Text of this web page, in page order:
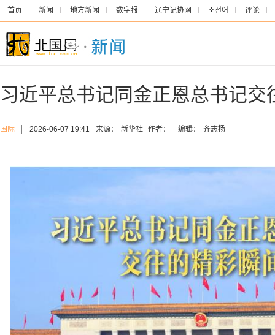
首页 新闻 地方新闻 数字报 辽宁记协网 조선어 评论
习近平总书记同金正恩总书记交
国际 2026-06-07 19:41 来源： 新华社 作者： 编辑： 齐志扬